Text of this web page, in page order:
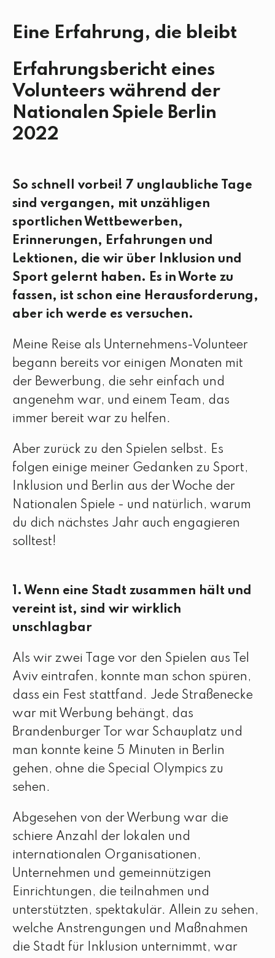
Eine Erfahrung, die bleibt
Erfahrungsbericht eines
Volunteers während der
Nationalen Spiele Berlin
2022
So schnell vorbei! 7 unglaubliche Tage
sind vergangen, mit unzähligen
sportlichen Wettbewerben,
Erinnerungen, Erfahrungen und
Lektionen, die wir über Inklusion und
Sport gelernt haben. Es in Worte zu
fassen, ist schon eine Herausforderung,
aber ich werde es versuchen.
Meine Reise als Unternehmens-Volunteer
begann bereits vor einigen Monaten mit
der Bewerbung, die sehr einfach und
angenehm war, und einem Team, das
immer bereit war zu helfen.
Aber zurück zu den Spielen selbst. Es
folgen einige meiner Gedanken zu Sport,
Inklusion und Berlin aus der Woche der
Nationalen Spiele - und natürlich, warum
du dich nächstes Jahr auch engagieren
solltest!
1. Wenn eine Stadt zusammen hält und
vereint ist, sind wir wirklich
unschlagbar
Als wir zwei Tage vor den Spielen aus Tel
Aviv eintrafen, konnte man schon spüren,
dass ein Fest stattfand. Jede Straßenecke
war mit Werbung behängt, das
Brandenburger Tor war Schauplatz und
man konnte keine 5 Minuten in Berlin
gehen, ohne die Special Olympics zu
sehen.
Abgesehen von der Werbung war die
schiere Anzahl der lokalen und
internationalen Organisationen,
Unternehmen und gemeinnützigen
Einrichtungen, die teilnahmen und
unterstützten, spektakulär. Allein zu sehen,
welche Anstrengungen und Maßnahmen
die Stadt für Inklusion unternimmt, war